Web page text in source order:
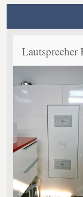
Lautsprecher